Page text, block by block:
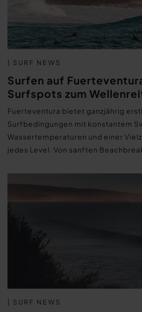
| SURF NEWS
Surfen auf
Surfspots zum
Fuerteventura bietet ganzjährig
Surfbedingungen mit konstantem
Wassertemperaturen und einer
jedes Level. Von sanften
| SURF NEWS